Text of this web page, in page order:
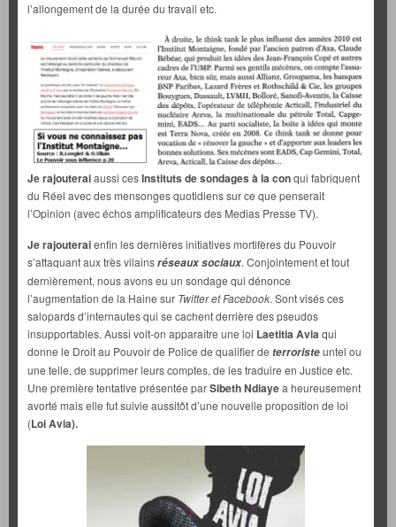
l’allongement de la durée du travail etc.
Je rajouteraiaussi cesInstituts de sondages à la conqui fabriquent
du Réel avec des mensonges quotidiens sur ce que penserait
l’Opinion (avec échos amplificateurs des Medias Presse TV).
Je rajouteraienfin les dernières initiatives mortifères du Pouvoir
s’attaquant aux très vilainsréseaux sociaux. Conjointement et tout
dernièrement, nous avons eu un sondage qui dénonce
l’augmentation de la Haine sur Twitter et Facebook. Sont visés ces
salopards d’internautes qui se cachent derrière des pseudos
insupportables. Aussi voit-on apparaître une loi Laetitia Aviaqui
donne le Droit au Pouvoir de Police de qualifier de terroristeuntel ou
une telle, de supprimer leurs comptes, de les traduire en Justice etc.
Une première tentative présentée parSibeth Ndiayea heureusement
avorté mais elle fut suivie aussitôt d’une nouvelle proposition de loi
(Loi Avia).